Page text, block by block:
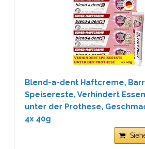
Blend-a-dent Haftcreme,
Speisereste, Verhindert
unter der Prothese,
4x 40g